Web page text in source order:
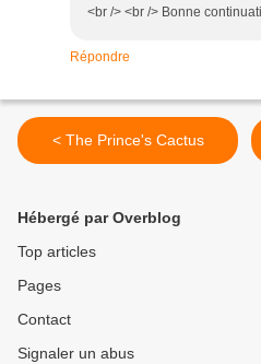
<br /> <br /> Bonne
Répondre
< The Prince's Cactus
Hébergé par Overblog
Top articles
Pages
Contact
Signaler un abus